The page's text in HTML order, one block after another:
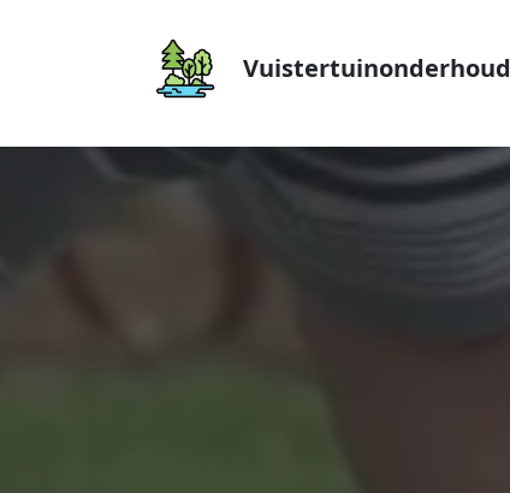
Vuistertuinonderhoud